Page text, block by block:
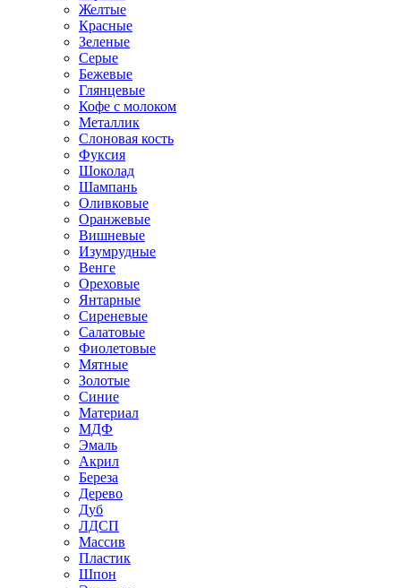
Желтые
Красные
Зеленые
Серые
Бежевые
Глянцевые
Кофе с молоком
Металлик
Слоновая кость
Фуксия
Шоколад
Шампань
Оливковые
Оранжевые
Вишневые
Изумрудные
Венге
Ореховые
Янтарные
Сиреневые
Салатовые
Фиолетовые
Мятные
Золотые
Синие
Материал
МДФ
Эмаль
Акрил
Береза
Дерево
Дуб
ЛДСП
Массив
Пластик
Шпон